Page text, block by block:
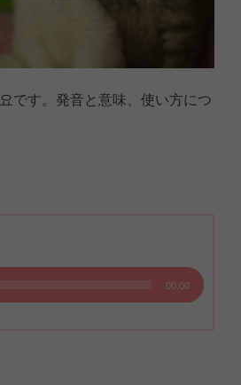
です。発音と意味、使い方につ
00:00